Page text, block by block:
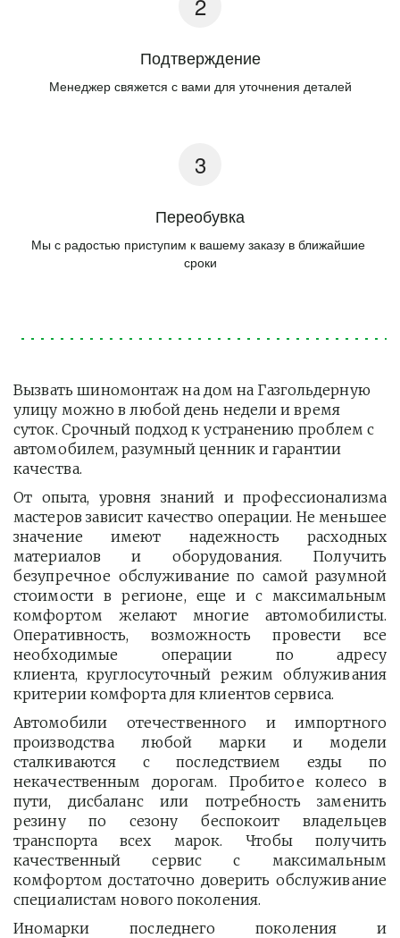
Подтверждение
Менеджер свяжется с вами для уточнения деталей
Переобувка
Мы с радостью приступим к вашему заказу в ближайшие
сроки
Вызвать шиномонтаж на дом на Газгольдерную
улицу можно в любой день недели и время
суток. Срочный подход к устранению проблем с
автомобилем, разумный ценник и гарантии
качества.
От опыта, уровня знаний и профессионализма
мастеров зависит качество операции. Не меньшее
значение имеют надежность расходных
материалов и оборудования. Получить
безупречное обслуживание по самой разумной
стоимости в регионе, еще и с максимальным
комфортом желают многие автомобилисты.
Оперативность, возможность провести все
необходимые операции по адресу
клиента, круглосуточный режим облуживания
критерии комфорта для клиентов сервиса.
Автомобили отечественного и импортного
производства любой марки и модели
сталкиваются с последствием езды по
некачественным дорогам. Пробитое колесо в
пути, дисбаланс или потребность заменить
резину по сезону беспокоит владельцев
транспорта всех марок. Чтобы получить
качественный сервис с максимальным
комфортом достаточно доверить обслуживание
специалистам нового поколения.
Иномарки последнего поколения и